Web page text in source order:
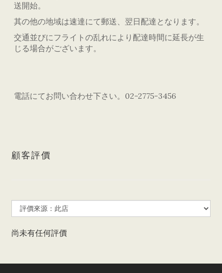
送開始。
其の他の地域は速達にて郵送、翌日配達となります。
交通並びにフライトの乱れにより配達時間に延長が生
じる場合がございます。
電話にてお問い合わせ下さい。02-2775-3456
顧客評價
尚未有任何評價